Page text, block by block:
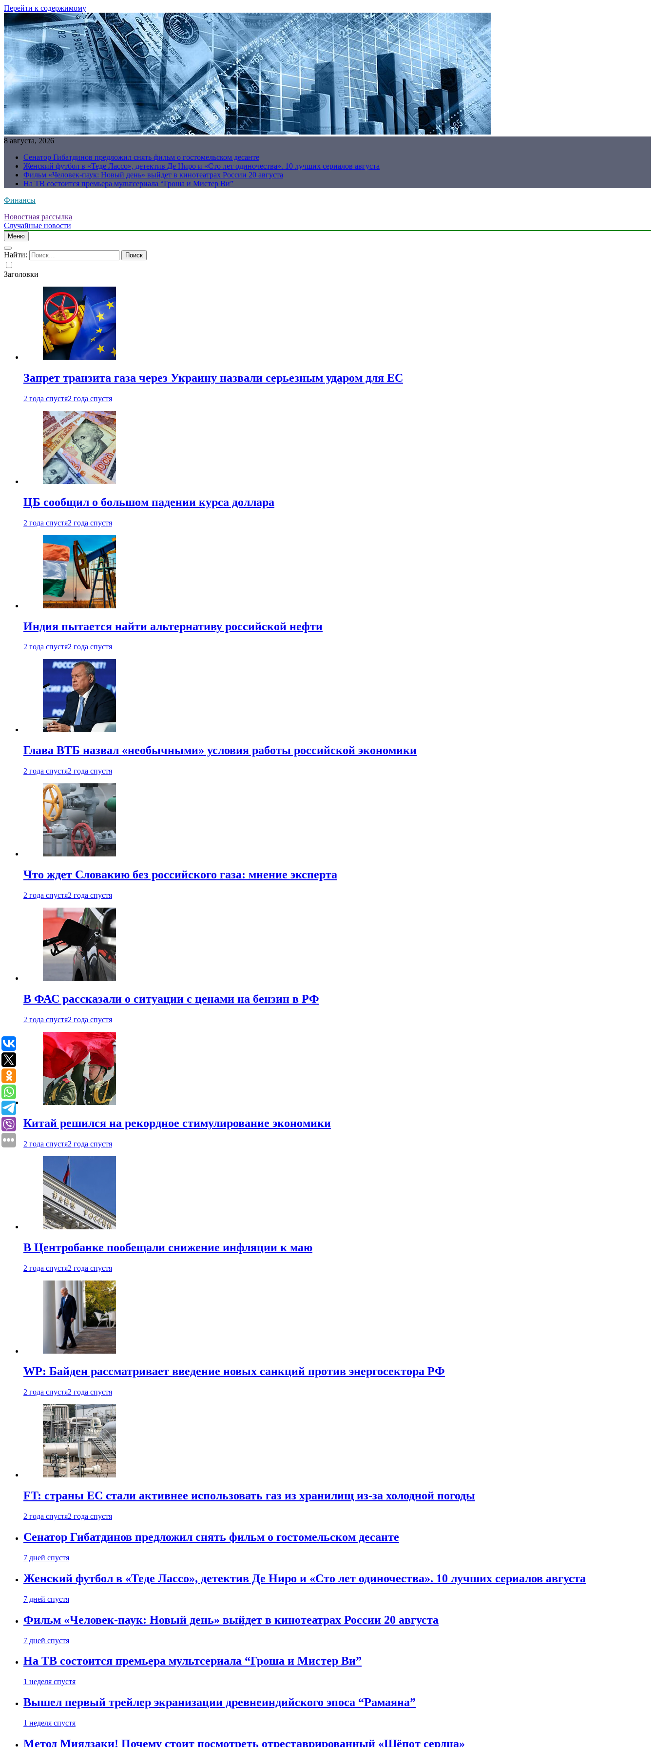
Перейти к содержимому
8 августа, 2026
Сенатор Гибатдинов предложил снять фильм о гостомельском десанте
Женский футбол в «Теде Лассо», детектив Де Ниро и «Сто лет одиночества». 10 лучших сериалов августа
Фильм «Человек-паук: Новый день» выйдет в кинотеатрах России 20 августа
На ТВ состоится премьера мультсериала “Гроша и Мистер Ви”
Финансы
Новостная рассылка
Случайные новости
Меню
Найти:
Заголовки
Запрет транзита газа через Украину назвали серьезным ударом для ЕС
2 года спустя2 года спустя
ЦБ сообщил о большом падении курса доллара
2 года спустя2 года спустя
Индия пытается найти альтернативу российской нефти
2 года спустя2 года спустя
Глава ВТБ назвал «необычными» условия работы российской экономики
2 года спустя2 года спустя
Что ждет Словакию без российского газа: мнение эксперта
2 года спустя2 года спустя
В ФАС рассказали о ситуации с ценами на бензин в РФ
2 года спустя2 года спустя
Китай решился на рекордное стимулирование экономики
2 года спустя2 года спустя
В Центробанке пообещали снижение инфляции к маю
2 года спустя2 года спустя
WP: Байден рассматривает введение новых санкций против энергосектора РФ
2 года спустя2 года спустя
FT: страны ЕС стали активнее использовать газ из хранилищ из-за холодной погоды
2 года спустя2 года спустя
Сенатор Гибатдинов предложил снять фильм о гостомельском десанте
7 дней спустя
Женский футбол в «Теде Лассо», детектив Де Ниро и «Сто лет одиночества». 10 лучших сериалов августа
7 дней спустя
Фильм «Человек-паук: Новый день» выйдет в кинотеатрах России 20 августа
7 дней спустя
На ТВ состоится премьера мультсериала “Гроша и Мистер Ви”
1 неделя спустя
Вышел первый трейлер экранизации древнеиндийского эпоса “Рамаяна”
1 неделя спустя
Метод Миядзаки! Почему стоит посмотреть отреставрированный «Шёпот сердца»